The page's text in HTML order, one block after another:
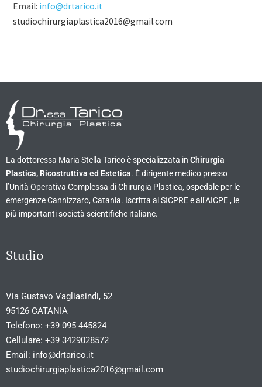
Email: info@drtarico.it
studiochirurgiaplastica2016@gmail.com
La dottoressa Maria Stella Tarico è specializzata in Chirurgia
Plastica, Ricostruttiva ed Estetica. È dirigente medico presso
l’Unità Operativa Complessa di Chirurgia Plastica, ospedale per le
emergenze Cannizzaro, Catania. Iscritta al SICPRE e all’AICPE , le
più importanti società scientifiche italiane.
Studio
Via Gustavo Vagliasindi, 52
95126 CATANIA
Telefono: +39 095 445824
Cellulare: +39 3429028572
Email: info@drtarico.it
studiochirurgiaplastica2016@gmail.com